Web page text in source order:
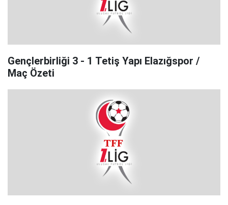
Gençlerbirliği 3 - 1 Tetiş Yapı Elazığspor /
Maç Özeti